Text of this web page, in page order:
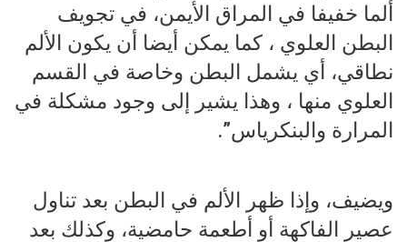
ألما خفيفا في المراق الأيمن، في تجويف
البطن العلوي ، كما يمكن أيضا أن يكون الألم
نطاقي، أي يشمل البطن وخاصة في القسم
العلوي منها ، وهذا يشير إلى وجود مشكلة في
المرارة والبنكرياس”.
ويضيف، وإذا ظهر الألم في البطن بعد تناول
عصير الفاكهة أو أطعمة حامضية، وكذلك بعد